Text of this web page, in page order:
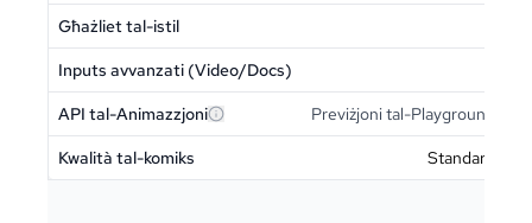
Għażliet tal-istil
Inputs avvanzati (Video/Docs)
API tal-Animazzjoni Previżjoni tal-Playground
Kwalità tal-komiks Standard